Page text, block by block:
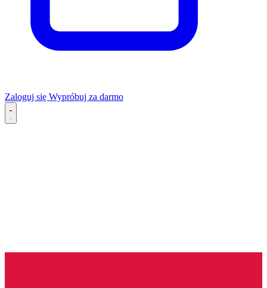
Zaloguj się Wypróbuj za darmo